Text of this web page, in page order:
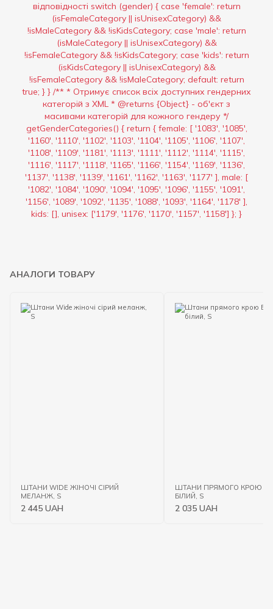
відповідності switch (gender) { case 'female': return
(isFemaleCategory || isUnisexCategory) &&
!isMaleCategory && !isKidsCategory; case 'male': return
(isMaleCategory || isUnisexCategory) &&
!isFemaleCategory && !isKidsCategory; case 'kids': return
(isKidsCategory || isUnisexCategory) &&
!isFemaleCategory && !isMaleCategory; default: return
true; } } /** * Отримує список всіх доступних гендерних
категорій з XML * @returns {Object} - об'єкт з
масивами категорій для кожного гендеру */
getGenderCategories() { return { female: [ '1083', '1085',
'1160', '1110', '1102', '1103', '1104', '1105', '1106', '1107',
'1108', '1109', '1181', '1113', '1111', '1112', '1114', '1115',
'1116', '1117', '1118', '1165', '1166', '1154', '1169', '1136',
'1137', '1138', '1139', '1161', '1162', '1163', '1177' ], male: [
'1082', '1084', '1090', '1094', '1095', '1096', '1155', '1091',
'1156', '1089', '1092', '1135', '1088', '1093', '1164', '1178' ],
kids: [], unisex: ['1179', '1176', '1170', '1157', '1158'] }; }
АНАЛОГИ ТОВАРУ
ШТАНИ WIDE ЖІНОЧІ СІРИЙ
МЕЛАНЖ, S
2 445 UAH
ШТАНИ ПРЯМОГО КРОЮ
БІЛИЙ, S
2 035 UAH